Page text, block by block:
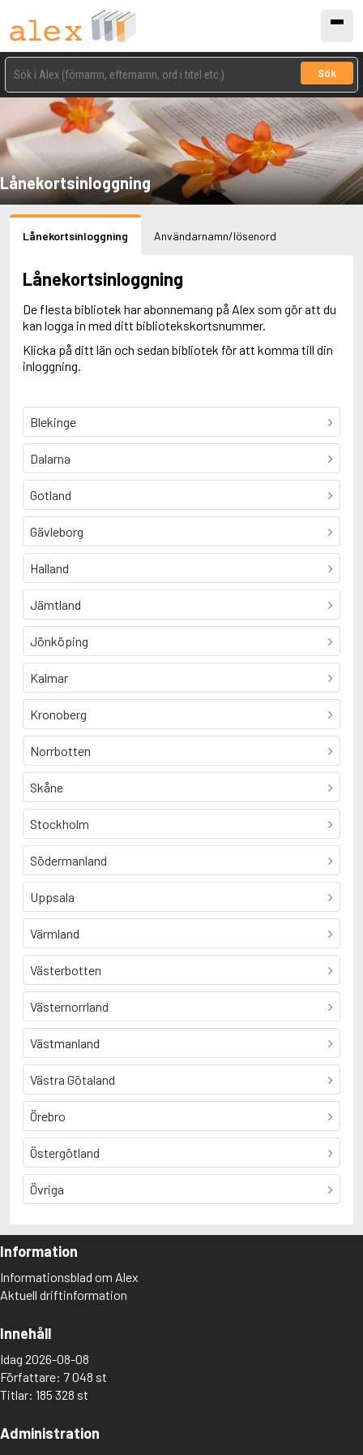
Sök
Lånekortsinloggning
Lånekortsinloggning Användarnamn/lösenord
Lånekortsinloggning
De flesta bibliotek har abonnemang på Alex som gör att du
kan logga in med ditt bibliotekskortsnummer.
Klicka på ditt län och sedan bibliotek för att komma till din
inloggning.
Blekinge
Dalarna
Gotland
Gävleborg
Halland
Jämtland
Jönköping
Kalmar
Kronoberg
Norrbotten
Skåne
Stockholm
Södermanland
Uppsala
Värmland
Västerbotten
Västernorrland
Västmanland
Västra Götaland
Örebro
Östergötland
Övriga
Information
Informationsblad om Alex
Aktuell driftinformation
Innehåll
Idag 2026-08-08
Författare: 7 048 st
Titlar: 185 328 st
Administration